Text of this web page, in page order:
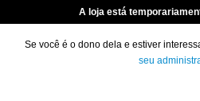
A loja está
Se você é o dono dela e estiver
seu